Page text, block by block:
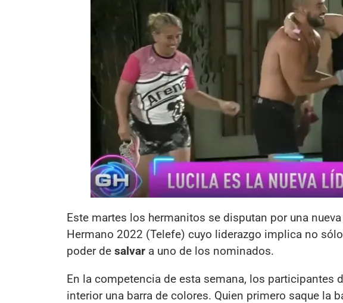
Este martes los hermanitos se disputan por una
Hermano 2022 (Telefe) cuyo liderazgo implica no sólo
poder de salvar a uno de los nominados.
En la competencia de esta semana, los participantes
interior una barra de colores. Quien primero saque la